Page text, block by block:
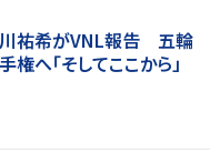
川祐希がVNL報告 五輪
へ「そしてここから」